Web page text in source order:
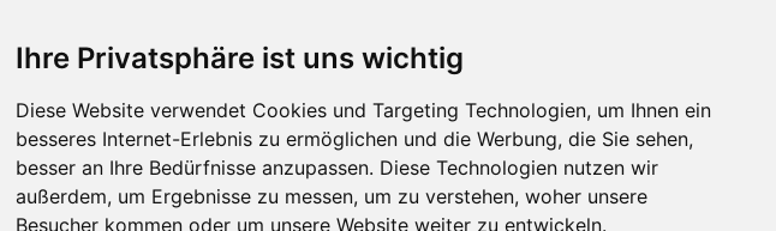
Ihre Privatsphäre ist uns wichtig
Diese Website verwendet Cookies und Targeting Technologien, um Ihnen ein
besseres Internet-Erlebnis zu ermöglichen und die Werbung, die Sie sehen,
besser an Ihre Bedürfnisse anzupassen. Diese Technologien nutzen wir
außerdem, um Ergebnisse zu messen, um zu verstehen, woher unsere
Besucher kommen oder um unsere Website weiter zu entwickeln.
Kontakt
Feedback
Fehler melden
Facebook
Twitter
YouTube